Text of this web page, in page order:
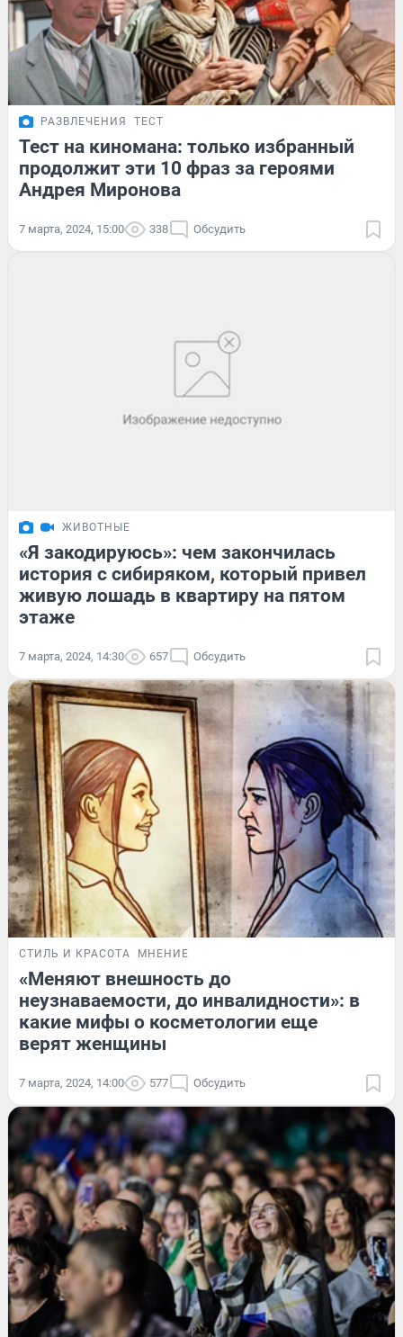
РАЗВЛЕЧЕНИЯ ТЕСТ
Тест на киномана: только избранный
продолжит эти 10 фраз за героями
Андрея Миронова
7 марта, 2024, 15:00 338 Обсудить
ЖИВОТНЫЕ
«Я закодируюсь»: чем закончилась
история с сибиряком, который привел
живую лошадь в квартиру на пятом
этаже
7 марта, 2024, 14:30 657 Обсудить
СТИЛЬ И КРАСОТА МНЕНИЕ
«Меняют внешность до
неузнаваемости, до инвалидности»: в
какие мифы о косметологии еще
верят женщины
7 марта, 2024, 14:00 577 Обсудить